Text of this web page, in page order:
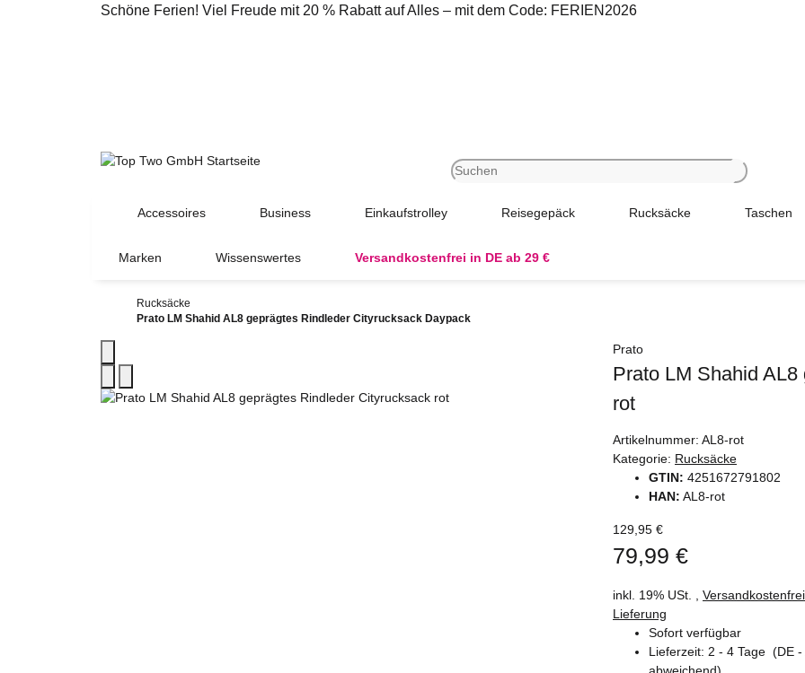
Schöne Ferien! Viel Freude mit 20 % Rabatt auf Alles – mit dem Code: FERIEN2026
Accessoires Business Einkaufstrolley Reisegepäck Rucksäcke Taschen
Marken Wissenswertes Versandkostenfrei in DE ab 29 €
Rucksäcke
Prato LM Shahid AL8 geprägtes Rindleder Cityrucksack Daypack
Prato
Prato LM Shahid
rot
Artikelnummer: AL8-rot
Kategorie: Rucksäcke
GTIN: 4251672791802
HAN: AL8-rot
129,95 €
79,99 €
inkl. 19% USt. ,
Lieferung
Sofort verfügbar
Lieferzeit: 2 - 4 Tage (DE -